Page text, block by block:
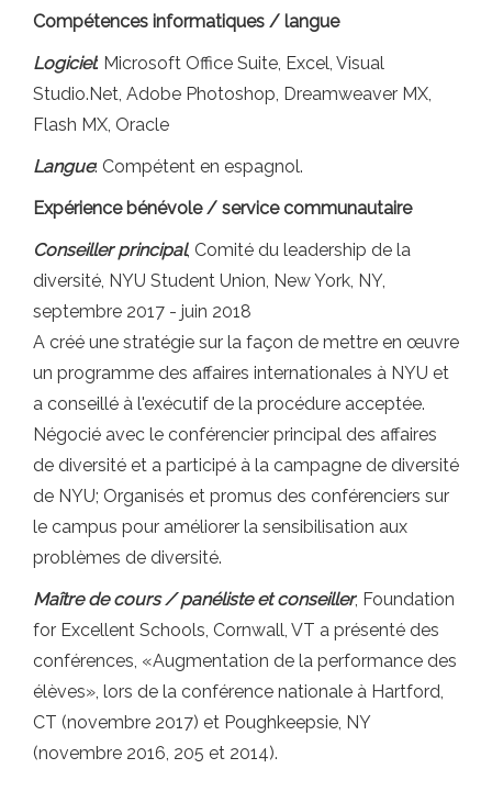
Compétences informatiques / langue
Logiciel: Microsoft Office Suite, Excel, Visual
Studio.Net, Adobe Photoshop, Dreamweaver MX,
Flash MX, Oracle
Langue: Compétent en espagnol.
Expérience bénévole / service communautaire
Conseiller principal, Comité du leadership de la
diversité, NYU Student Union, New York, NY,
septembre 2017 - juin 2018
A créé une stratégie sur la façon de mettre en œuvre
un programme des affaires internationales à NYU et
a conseillé à l'exécutif de la procédure acceptée.
Négocié avec le conférencier principal des affaires
de diversité et a participé à la campagne de diversité
de NYU; Organisés et promus des conférenciers sur
le campus pour améliorer la sensibilisation aux
problèmes de diversité.
Maître de cours / panéliste et conseiller, Foundation
for Excellent Schools, Cornwall, VT a présenté des
conférences, «Augmentation de la performance des
élèves», lors de la conférence nationale à Hartford,
CT (novembre 2017) et Poughkeepsie, NY
(novembre 2016, 205 et 2014).